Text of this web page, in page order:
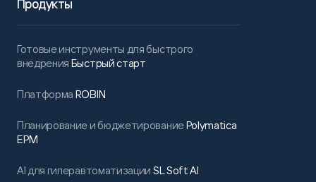
Продукты
Готовые инструменты для быстрого
внедрения Быстрый старт
Платформа ROBIN
Планирование и бюджетированиеPolymatica
EPM
AI для гиперавтоматизации SL Soft AI